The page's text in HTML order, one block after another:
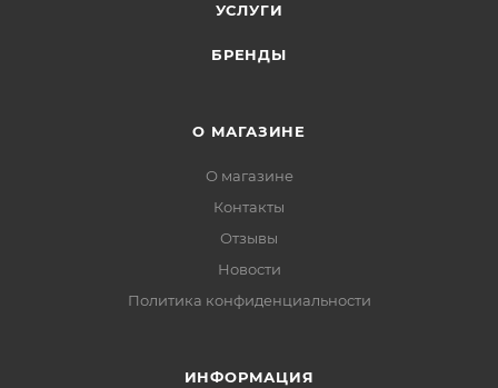
УСЛУГИ
БРЕНДЫ
О МАГАЗИНЕ
О магазине
Контакты
Отзывы
Новости
Политика конфиденциальности
ИНФОРМАЦИЯ